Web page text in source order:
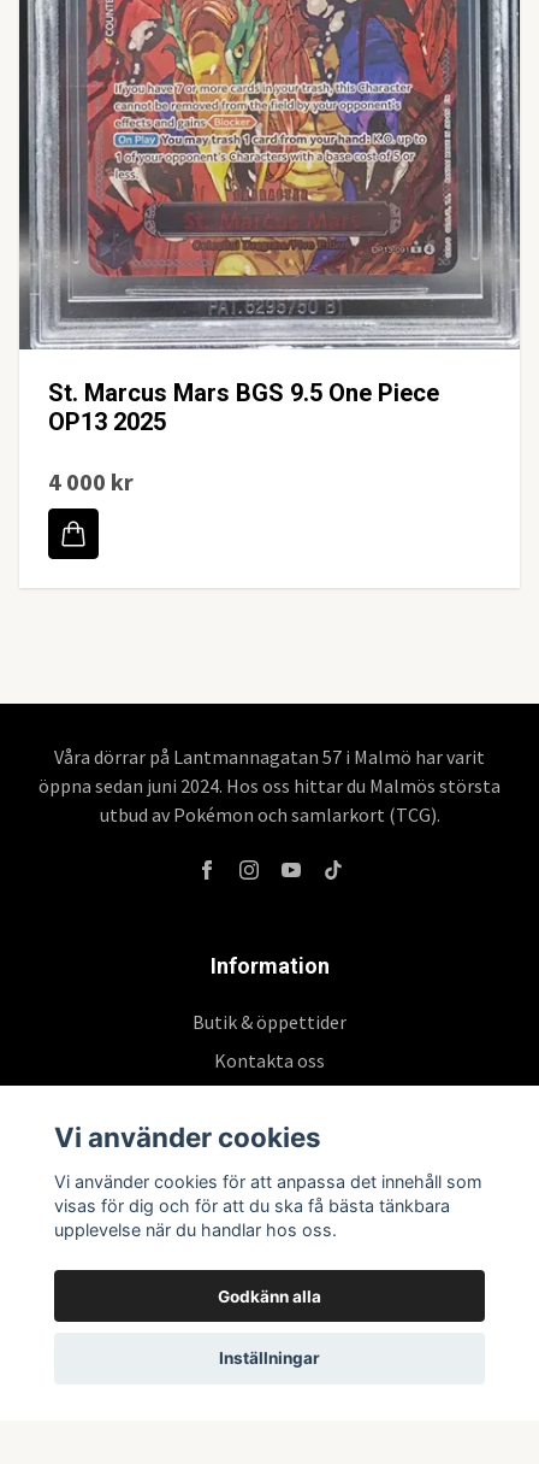
St. Marcus Mars BGS 9.5 One Piece
OP13 2025
4 000 kr
Våra dörrar på Lantmannagatan 57 i Malmö har varit
öppna sedan juni 2024. Hos oss hittar du Malmös största
utbud av Pokémon och samlarkort (TCG).
Information
Butik & öppettider
Kontakta oss
Prenumerera på vårt nyhetsbrev
Vi använder cookies
Vi använder cookies för att anpassa det innehåll som
visas för dig och för att du ska få bästa tänkbara
upplevelse när du handlar hos oss.
Godkänn alla
Inställningar